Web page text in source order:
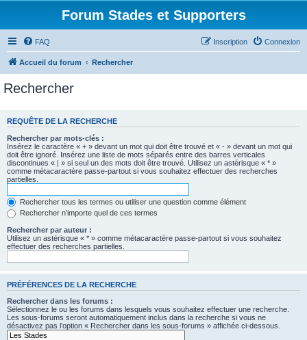
Forum Stades et Supporters
FAQ Connexion
Inscription
Accueil du forum Rechercher
Rechercher
REQUÊTE DE LA RECHERCHE
Rechercher par mots-clés :
Insérez le caractère « + » devant un mot qui doit être trouvé et « - » devant un mot qui
doit être ignoré. Insérez une liste de mots séparés entre des barres verticales
discontinues « | » si seul un des mots doit être trouvé. Utilisez un astérisque « * »
comme métacaractère passe-partout si vous souhaitez effectuer des recherches
partielles.
Rechercher tous les termes ou utiliser une question comme élément
Rechercher n’importe quel de ces termes
Rechercher par auteur :
Utilisez un astérisque « * » comme métacaractère passe-partout si vous souhaitez
effectuer des recherches partielles.
PRÉFÉRENCES DE LA RECHERCHE
Rechercher dans les forums :
Sélectionnez le ou les forums dans lesquels vous souhaitez effectuer une recherche.
Les sous-forums seront automatiquement inclus dans la recherche si vous ne
désactivez pas l’option « Rechercher dans les sous-forums » affichée ci-dessous.